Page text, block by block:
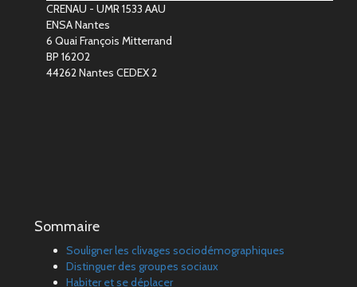
CRENAU - UMR 1533 AAU
ENSA Nantes
6 Quai François Mitterrand
BP 16202
44262 Nantes CEDEX 2
Sommaire
Souligner les clivages sociodémographiques
Distinguer des groupes sociaux
Habiter et se déplacer